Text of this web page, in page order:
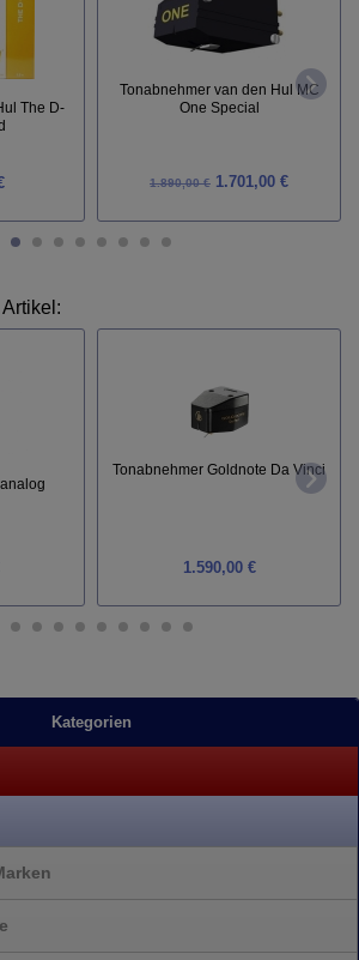
Kategorien
The D-
Tonabnehmer van den Hul MC
One Special
1.890,00 € 1.701,00 €
Tonabnehmer Goldnote Da Vinci
1.590,00 €